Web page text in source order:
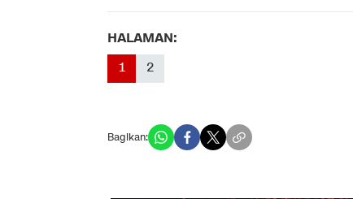
HALAMAN:
1 2
Bagikan: